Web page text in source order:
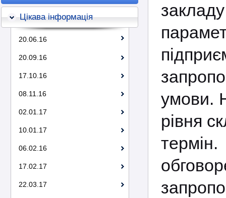
Цікава інформація
20.06.16
20.09.16
17.10.16
08.11.16
02.01.17
10.01.17
06.02.16
17.02.17
22.03.17
умови.
рівня